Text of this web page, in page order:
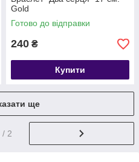
Gold
Готово до відправки
240 ₴
Купити
ще
/ 2